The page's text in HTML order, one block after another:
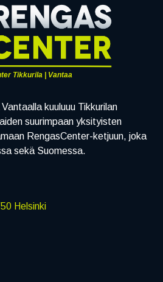
Tikkurila | Vantaa
kuuluuu Tikkurilan
suurimpaan yksityisten
RengasCenter-ketjuun, joka
sekä Suomessa.
Helsinki